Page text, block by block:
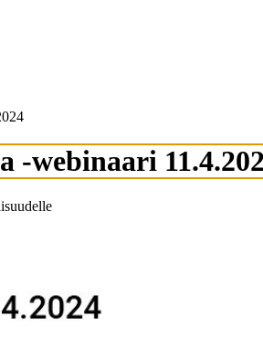
-webinaari